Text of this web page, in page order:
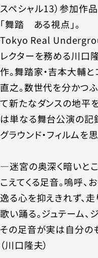
スペシャル13）参加作
「舞踏 ある視点」。
Tokyo Real
レクターを務める川口
作。舞踏家・吉本大輔
直之。数世代を分かつ
て新たなダンスの地平
は単なる舞台公演の記
グラウンド・フィルムを
―迷宮の奥深く暗いと
こえてくる足音。嗚呼、
逸る心を抑えきれず、
歌い踊る。ジュテーム、
その足音が実は自分の
（川口隆夫）